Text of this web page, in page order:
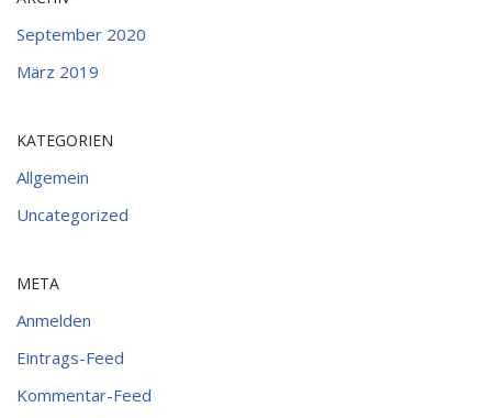
September 2020
März 2019
KATEGORIEN
Allgemein
Uncategorized
META
Anmelden
Eintrags-Feed
Kommentar-Feed